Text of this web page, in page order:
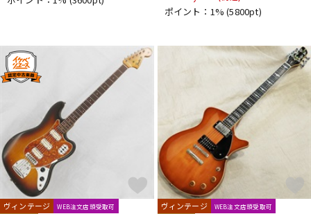
ポイント：1%(5800pt)
ヴィンテージ WEB注文店頭受取可 ヴィンテージ WEB注文店頭受取可